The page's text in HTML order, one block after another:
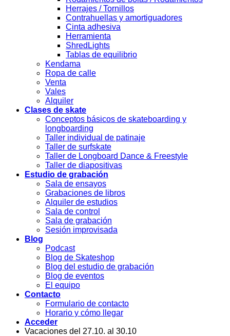
Herrajes / Tornillos
Contrahuellas y amortiguadores
Cinta adhesiva
Herramienta
ShredLights
Tablas de equilibrio
Kendama
Ropa de calle
Venta
Vales
Alquiler
Clases de skate
Conceptos básicos de skateboarding y
longboarding
Taller individual de patinaje
Taller de surfskate
Taller de Longboard Dance & Freestyle
Taller de diapositivas
Estudio de grabación
Sala de ensayos
Grabaciones de libros
Alquiler de estudios
Sala de control
Sala de grabación
Sesión improvisada
Blog
Podcast
Blog de Skateshop
Blog del estudio de grabación
Blog de eventos
El equipo
Contacto
Formulario de contacto
Horario y cómo llegar
Acceder
Vacaciones del 27.10. al 30.10